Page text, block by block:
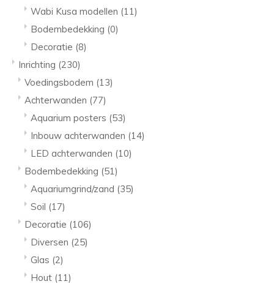
Wabi Kusa modellen (11)
Bodembedekking (0)
Decoratie (8)
Inrichting (230)
Voedingsbodem (13)
Achterwanden (77)
Aquarium posters (53)
Inbouw achterwanden (14)
LED achterwanden (10)
Bodembedekking (51)
Aquariumgrind/zand (35)
Soil (17)
Decoratie (106)
Diversen (25)
Glas (2)
Hout (11)